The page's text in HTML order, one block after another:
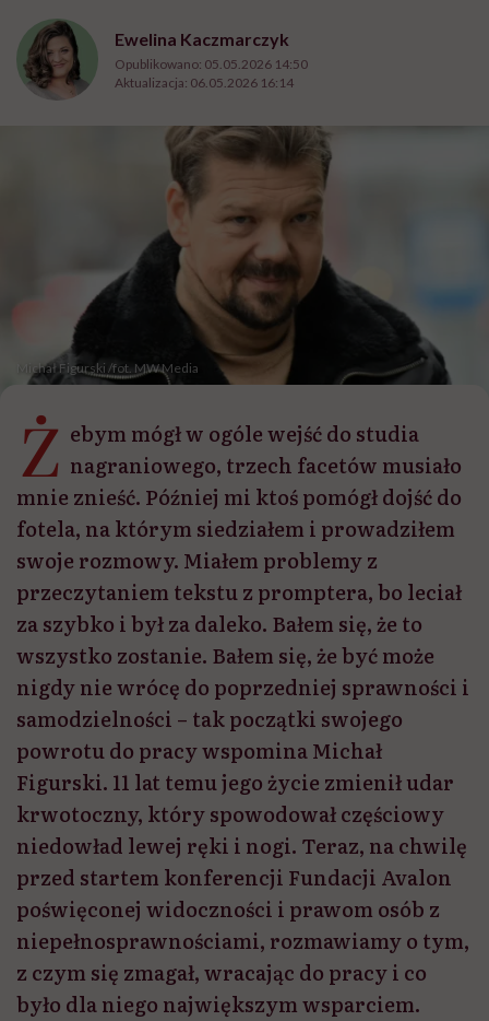
Ewelina Kaczmarczyk
Opublikowano: 05.05.2026 14:50
Aktualizacja: 06.05.2026 16:14
Michał Figurski /fot. MW Media
Ż ebym mógł w ogóle wejść do studia
nagraniowego, trzech facetów musiało
mnie znieść. Później mi ktoś pomógł dojść do
fotela, na którym siedziałem i prowadziłem
swoje rozmowy. Miałem problemy z
przeczytaniem tekstu z promptera, bo leciał
za szybko i był za daleko. Bałem się, że to
wszystko zostanie. Bałem się, że być może
nigdy nie wrócę do poprzedniej sprawności i
samodzielności – tak początki swojego
powrotu do pracy wspomina Michał
Figurski. 11 lat temu jego życie zmienił udar
krwotoczny, który spowodował częściowy
niedowład lewej ręki i nogi. Teraz, na chwilę
przed startem konferencji Fundacji Avalon
poświęconej widoczności i prawom osób z
niepełnosprawnościami, rozmawiamy o tym,
z czym się zmagał, wracając do pracy i co
było dla niego największym wsparciem.